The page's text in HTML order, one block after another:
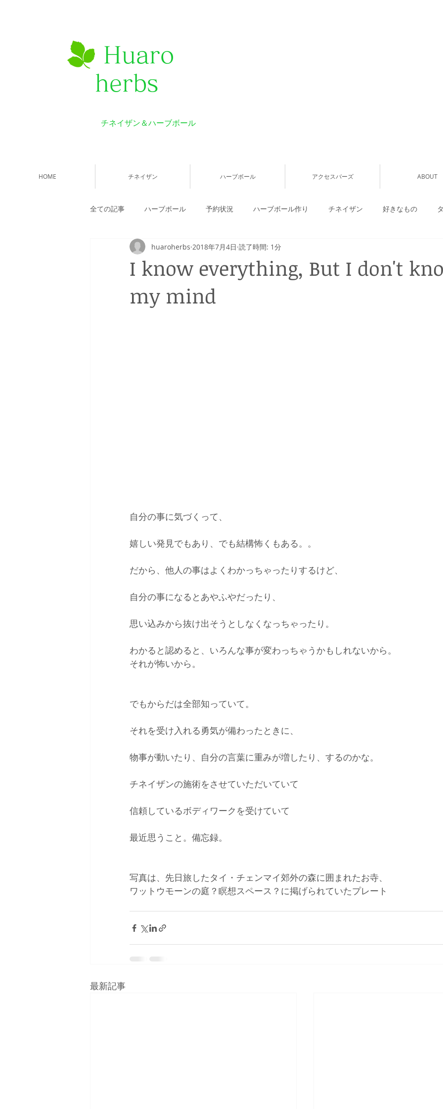
Huaro
herbs
チネイザン＆ハーブボール
HOME チネイザン ハーブボール アクセスバーズ ABOUT
全ての記事 ハーブボール 予約状況 ハーブボール作り チネイザン 好きなもの
I know everything, But I don't
my mind
huaroherbs 2018年7月4日 読了時間: 1分
自分の事に気づくって、
嬉しい発見でもあり、でも結構怖くもある。。
だから、他人の事はよくわかっちゃったりするけど、
自分の事になるとあやふやだったり、
思い込みから抜け出そうとしなくなっちゃったり。
わかると認めると、いろんな事が変わっちゃうかもしれないから。
それが怖いから。
でもからだは全部知っていて。
それを受け入れる勇気が備わったときに、
物事が動いたり、自分の言葉に重みが増したり、するのかな。
チネイザンの施術をさせていただいていて
信頼しているボディワークを受けていて
最近思うこと。備忘録。
写真は、先日旅したタイ・チェンマイ郊外の森に囲まれたお寺、
ワットウモーンの庭？瞑想スペース？に掲げられていたプレート
最新記事